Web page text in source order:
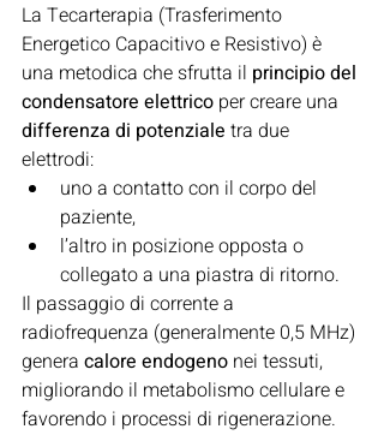
La Tecarterapia (Trasferimento
Energetico Capacitivo e Resistivo) è
una metodica che sfrutta il principio del
condensatore elettrico per creare una
differenza di potenziale tra due
elettrodi:
uno a contatto con il corpo del
paziente,
l’altro in posizione opposta o
collegato a una piastra di ritorno.
Il passaggio di corrente a
radiofrequenza (generalmente 0,5 MHz)
genera calore endogeno nei tessuti,
migliorando il metabolismo cellulare e
favorendo i processi di rigenerazione.